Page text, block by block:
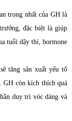
trọng nhất của GH là
đặc biệt là giúp
tuổi dậy thì, hormone
tăng sản xuất yếu tố
GH còn kích thích quá
duy trì vóc dáng và